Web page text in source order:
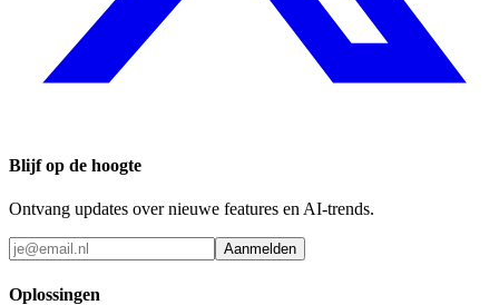
Blijf op de hoogte
Ontvang updates over nieuwe features en AI-trends.
Aanmelden
Oplossingen